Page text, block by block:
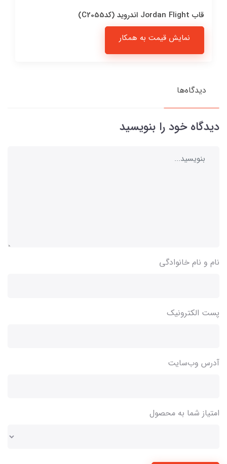
قاب Jordan Flight اندروید (کدC2055)
نمایش قیمت به همکار
دیدگاه‌ها
دیدگاه خود را بنویسید
نام و نام خانوادگی
پست الکترونیک
آدرس وب‌سایت
امتیاز شما به محصول